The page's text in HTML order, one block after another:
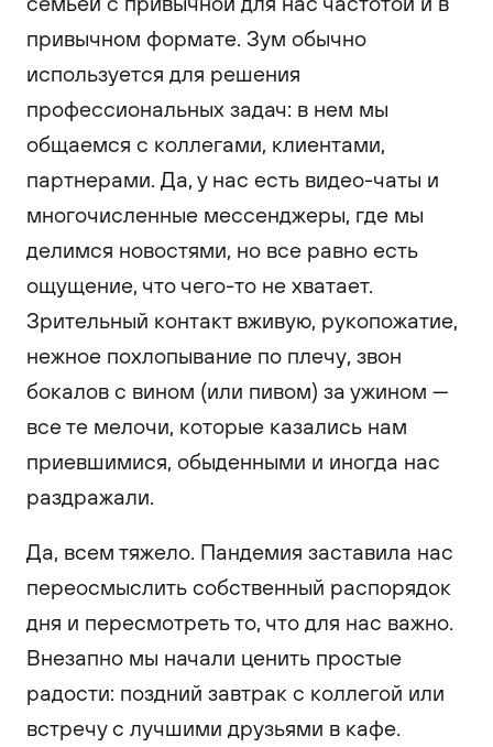
привычном формате. Зум обычно
используется для решения
профессиональных задач: в нем мы
общаемся с коллегами, клиентами,
партнерами. Да, у нас есть видео-чаты и
многочисленные мессенджеры, где мы
делимся новостями, но все равно есть
ощущение, что чего-то не хватает.
Зрительный контакт вживую, рукопожатие,
нежное похлопывание по плечу, звон
бокалов с вином (или пивом) за ужином —
все те мелочи, которые казались нам
приевшимися, обыденными и иногда нас
раздражали.
Да, всем тяжело. Пандемия заставила нас
переосмыслить собственный распорядок
дня и пересмотреть то, что для нас важно.
Внезапно мы начали ценить простые
радости: поздний завтрак с коллегой или
встречу с лучшими друзьями в кафе.